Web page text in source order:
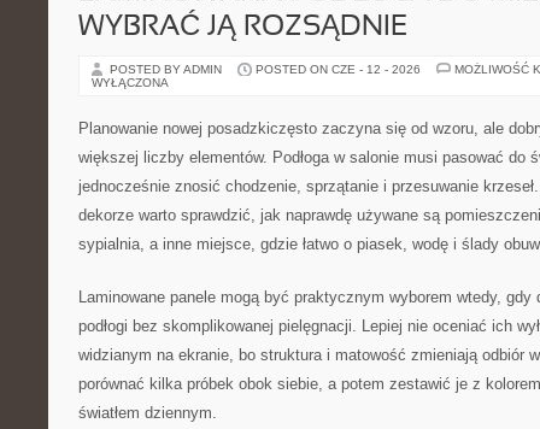
WYBRAĆ JĄ ROZSĄDNIE
POSTED BY ADMIN POSTED ON CZE - 12 - 2026
MOŻLIWOŚĆ
WYŁĄCZONA
Planowanie nowej posadzkiczęsto zaczyna się od wzoru, ale
większej liczby elementów. Podłoga w salonie musi pasować do
jednocześnie znosić chodzenie, sprzątanie i przesuwanie
dekorze warto sprawdzić, jak naprawdę używane są
sypialnia, a inne miejsce, gdzie łatwo o piasek, wodę i ślady
Laminowane panele mogą być praktycznym wyborem wtedy,
podłogi bez skomplikowanej pielęgnacji. Lepiej nie oceniać ich
widzianym na ekranie, bo struktura i matowość zmieniają odbiór
porównać kilka próbek obok siebie, a potem zestawić je z
światłem dziennym.